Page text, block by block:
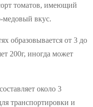
томатов, имеющий
медовый вкус.
образовывается от 3 до
200г, иногда может
около 3
транспортировки и